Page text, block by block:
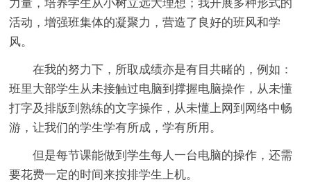
力量，培养学生从小树立远大理想；我开展多种形式的
活动，增强班集体的凝聚力，营造了良好的班风和学
风。
在我的努力下，所取成绩亦是有目共睹的，例如：
班里大部学生从未接触过电脑到撑握电脑操作，从未懂
打字及排版到熟练的文字操作，从未懂上网到网络中畅
游，让我们的学生学有所成，学有所用。
但是每节课能做到学生每人一台电脑的操作，还需
要花费一定的时间来按排学生上机。